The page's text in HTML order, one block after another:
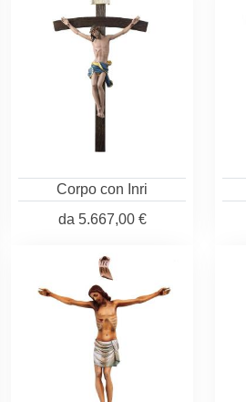
Corpo con Inri
da 5.667,00 €